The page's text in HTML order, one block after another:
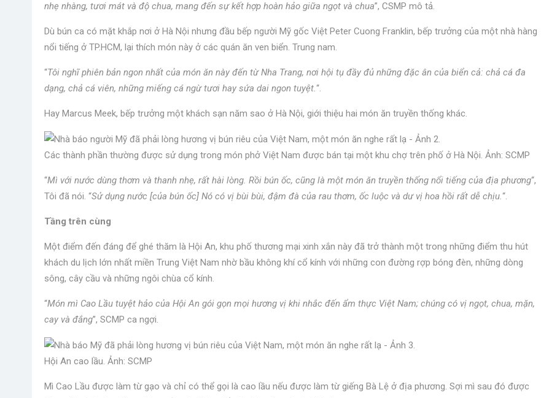
nhẹ nhàng, tươi mát và độ chua, mang đến sự kết hợp hoàn hảo giữa ngọt và chua”, CSMP mô tả.
Dù bún ca có mặt khắp nơi ở Hà Nội nhưng đầu bếp người Mỹ gốc Việt Peter Cuong Franklin, bếp trưởng của một nhà hàng
nổi tiếng ở TP.HCM, lại thích món này ở các quán ăn ven biển. Trung nam.
“Tôi nghĩ phiên bản ngon nhất của món ăn này đến từ Nha Trang, nơi hội tụ đầy đủ những đặc ân của biển cả: chả cá đa
dạng, chả cá viên, những miếng cá ngừ tươi hay sứa dai ngon tuyệt.“.
Hay Marcus Meek, bếp trưởng một khách sạn năm sao ở Hà Nội, giới thiệu hai món ăn truyền thống khác.
Các thành phần thường được sử dụng trong món phở Việt Nam được bán tại một khu chợ trên phố ở Hà Nội. Ảnh: SCMP
“Mì với nước dùng thơm và thanh nhẹ, rất hài lòng. Rồi bún ốc, cũng là một món ăn truyền thống nổi tiếng của địa phương“,
Tôi đã nói. “Sử dụng nước [của bún ốc] Nó có vị bùi bùi, đậm đà của rau thơm, ốc luộc và dư vị hoa hồi rất dễ chịu.“.
Tầng trên cùng
Một điểm đến đáng để ghé thăm là Hội An, khu phố thương mại xinh xắn này đã trở thành một trong những điểm thu hút
khách du lịch lớn nhất miền Trung Việt Nam nhờ bầu không khí cổ kính với những con đường rợp bóng đèn, những dòng
sông, cây cầu và những ngôi chùa cổ kính.
“Món mì Cao Lầu tuyệt hảo của Hội An gói gọn mọi hương vị khi nhắc đến ẩm thực Việt Nam; chúng có vị ngọt, chua, mặn,
cay và đắng”, SCMP ca ngợi.
Hội An cao lầu. Ảnh: SCMP
Mì Cao Lầu được làm từ gạo và chỉ có thể gọi là cao lầu nếu được làm từ giếng Bà Lệ ở địa phương. Sợi mì sau đó được